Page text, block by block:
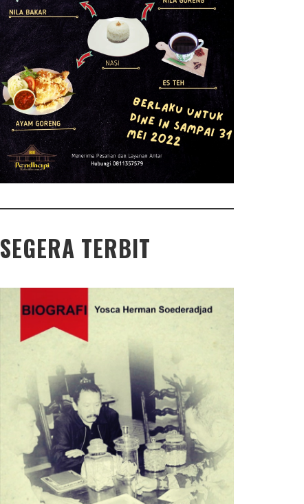
SEGERA TERBIT